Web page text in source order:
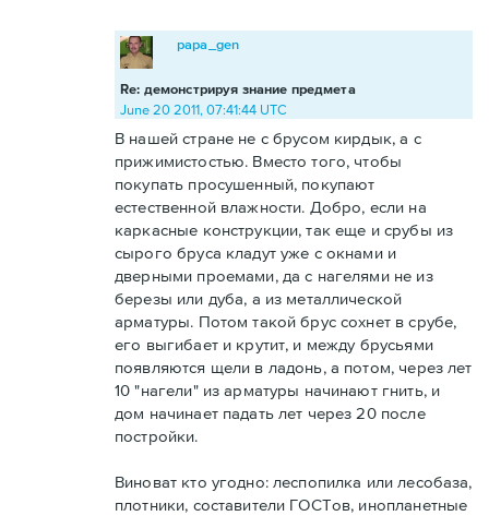
Re: демонстрируя знание предмета
papa_gen
June 20 2011, 07:41:44 UTC
В нашей стране не с брусом кирдык, а с
прижимистостью. Вместо того, чтобы
покупать просушенный, покупают
естественной влажности. Добро, если на
каркасные конструкции, так еще и срубы из
сырого бруса кладут уже с окнами и
дверными проемами, да с нагелями не из
березы или дуба, а из металлической
арматуры. Потом такой брус сохнет в срубе,
его выгибает и крутит, и между брусьями
появляются щели в ладонь, а потом, через лет
10 "нагели" из арматуры начинают гнить, и
дом начинает падать лет через 20 после
постройки.
Виноват кто угодно: леспопилка или лесобаза,
плотники, составители ГОСТов, инопланетные